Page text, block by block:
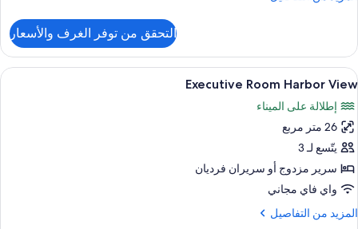
Business
Room
Urban
التحقق من توفر الغرف والأسعار
استعراض
جميع
صور
Executive
Room
Harbor
View
ميني بار وخزنة داخل الغرفة ومكتب
4
Executive Room Harbor View
إطلالة على الميناء
26 متر مربع
يتّسع لـ 3
سرير مزدوج‫‬ أو سريران فرديان
واي فاي مجاني
المزيد من التفاصيل
المزيد